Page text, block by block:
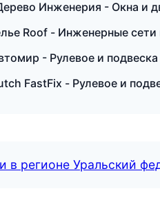
Инженерия - Окна и
Roof - Инженерные
- Рулевое и
FastFix - Рулевое и
в регионе Уральский